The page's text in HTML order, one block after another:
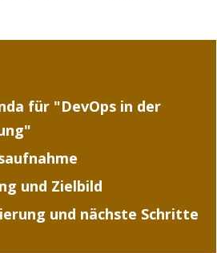
für "DevOps in der
und Zielbild
und nächste Schritte